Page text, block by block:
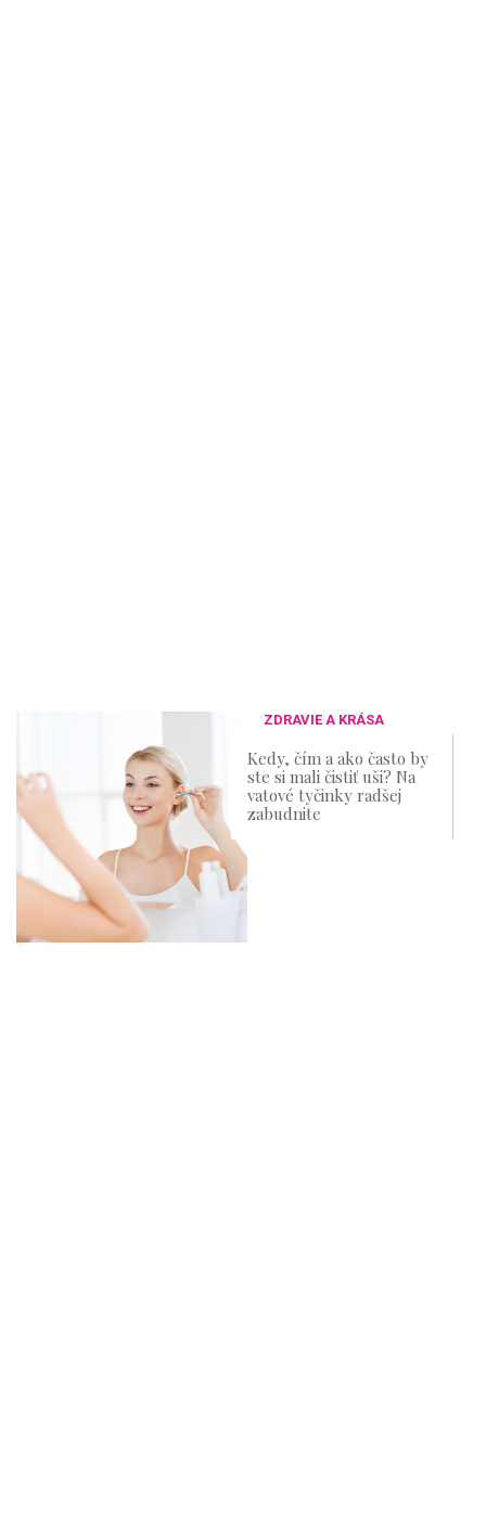
ZDRAVIE A KRÁSA
Kedy, čím a ako často by
ste si mali čistiť uši? Na
vatové tyčinky radšej
zabudnite